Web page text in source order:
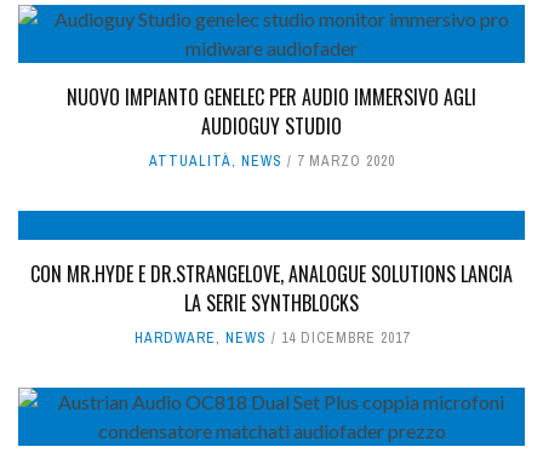
NUOVO IMPIANTO GENELEC PER AUDIO IMMERSIVO AGLI
AUDIOGUY STUDIO
ATTUALITÀ, NEWS 7 MARZO 2020
CON MR.HYDE E DR.STRANGELOVE, ANALOGUE SOLUTIONS LANCIA
LA SERIE SYNTHBLOCKS
HARDWARE, NEWS 14 DICEMBRE 2017